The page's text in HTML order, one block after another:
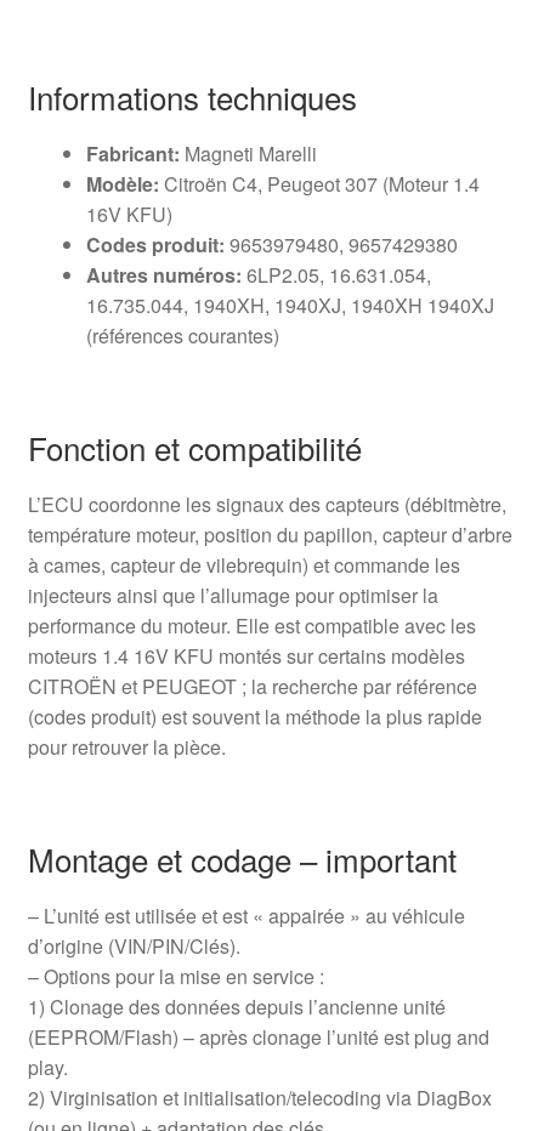
Informations techniques
Fabricant: Magneti Marelli
Modèle: Citroën C4, Peugeot 307 (Moteur 1.4
16V KFU)
Codes produit: 9653979480, 9657429380
Autres numéros: 6LP2.05, 16.631.054,
16.735.044, 1940XH, 1940XJ, 1940XH 1940XJ
(références courantes)
Fonction et compatibilité
L’ECU coordonne les signaux des capteurs (débitmètre,
température moteur, position du papillon, capteur d’arbre
à cames, capteur de vilebrequin) et commande les
injecteurs ainsi que l’allumage pour optimiser la
performance du moteur. Elle est compatible avec les
moteurs 1.4 16V KFU montés sur certains modèles
CITROËN et PEUGEOT ; la recherche par référence
(codes produit) est souvent la méthode la plus rapide
pour retrouver la pièce.
Montage et codage – important
– L’unité est utilisée et est « appairée » au véhicule
d’origine (VIN/PIN/Clés).
– Options pour la mise en service :
1) Clonage des données depuis l’ancienne unité
(EEPROM/Flash) – après clonage l’unité est plug and
play.
2) Virginisation et initialisation/telecoding via DiagBox